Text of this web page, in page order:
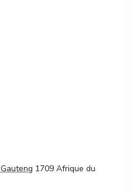
Gauteng 1709 Afrique du